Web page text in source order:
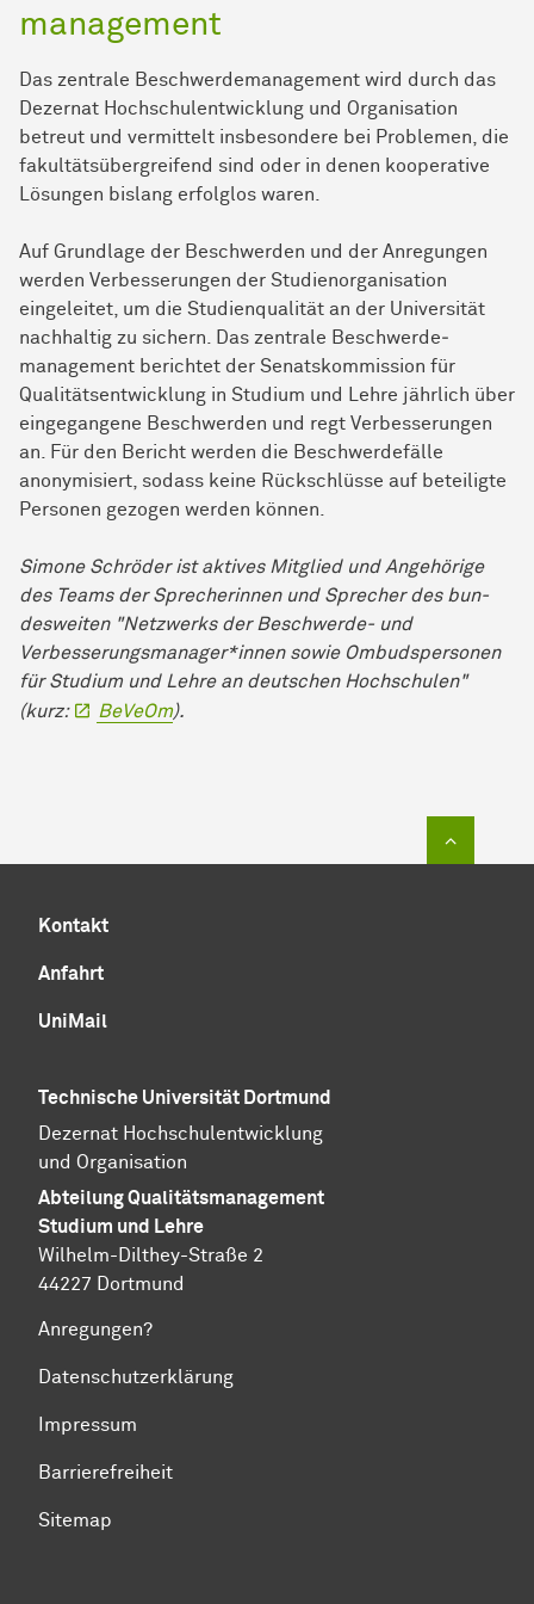
management
Das zentrale Beschwerde­management wird durch das
Dezernat Hochschul­entwicklung und Organisation
betreut und vermittelt insbesondere bei Problemen, die
fakultätsübergreifend sind oder in denen kooperative
Lösungen bislang erfolglos waren.
Auf Grundlage der Beschwerden und der Anregungen
werden Verbesserungen der Studienorganisation
eingeleitet, um die Studien­qualität an der Universität
nachhaltig zu sichern. Das zentrale Beschwerde­
management berichtet der Senatskommission für
Qualitätsentwicklung in Studium und Lehre jährlich über
eingegangene Beschwerden und regt Verbesserungen
an. Für den Bericht werden die Beschwerdefälle
anonymisiert, sodass keine Rückschlüsse auf beteiligte
Personen gezogen werden können.
Simone Schröder ist aktives Mitglied und Angehörige
des Teams der Sprecherinnen und Sprecher des bun­
des­wei­ten "Netzwerks der Beschwerde- und
Verbesserungsmanager*innen sowie Ombudspersonen
für Stu­di­um und Lehre an deutschen Hoch­schu­len"
(kurz:
BeVeOm).
Kontakt
Anfahrt
UniMail
Technische Universität Dortmund
Dezernat Hochschul­entwicklung
und Organisation
AbteilungQuali­täts­manage­ment
Studium und Lehre
Wilhelm-Dilthey-Straße 2
44227 Dortmund
Anregungen?
Datenschutzerklärung
Impressum
Barrierefreiheit
Sitemap